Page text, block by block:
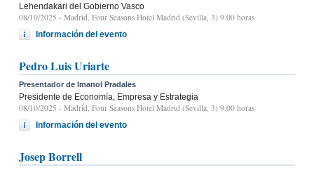
Lehendakari del Gobierno Vasco
08/10/2025 - Madrid, Four Seasons Hotel Madrid (Sevilla, 3) 9.00 horas
Información del evento
Pedro Luis Uriarte
Presentador de Imanol Pradales
Presidente de Economía, Empresa y Estrategia
08/10/2025 - Madrid, Four Seasons Hotel Madrid (Sevilla, 3) 9.00 horas
Información del evento
Josep Borrell